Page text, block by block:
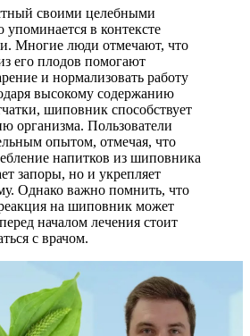
своими целебными
упоминается в контексте
Многие люди отмечают, что
его плодов помогают
и нормализовать работу
высокому содержанию
шиповник способствует
организма. Пользователи
опытом, отмечая, что
напитков из шиповника
запоры, но и укрепляет
Однако важно помнить, что
на шиповник может
началом лечения стоит
с врачом.